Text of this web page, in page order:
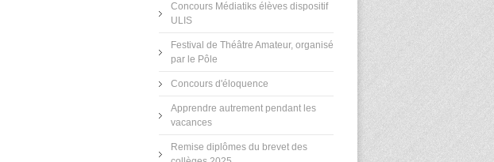
Concours Médiatiks élèves dispositif
ULIS
Festival de Théâtre Amateur, organisé
par le Pôle
Concours d'éloquence
Apprendre autrement pendant les
vacances
Remise diplômes du brevet des